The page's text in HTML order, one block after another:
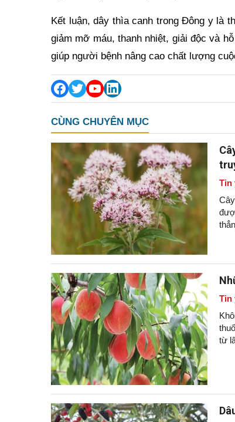
Kết luận, dây thìa canh trong Đông y là
giảm mỡ máu, thanh nhiệt, giải độc và
giúp người bệnh nâng cao chất lượng
CÙNG CHUYÊN MỤC
Tin
Tin
từ